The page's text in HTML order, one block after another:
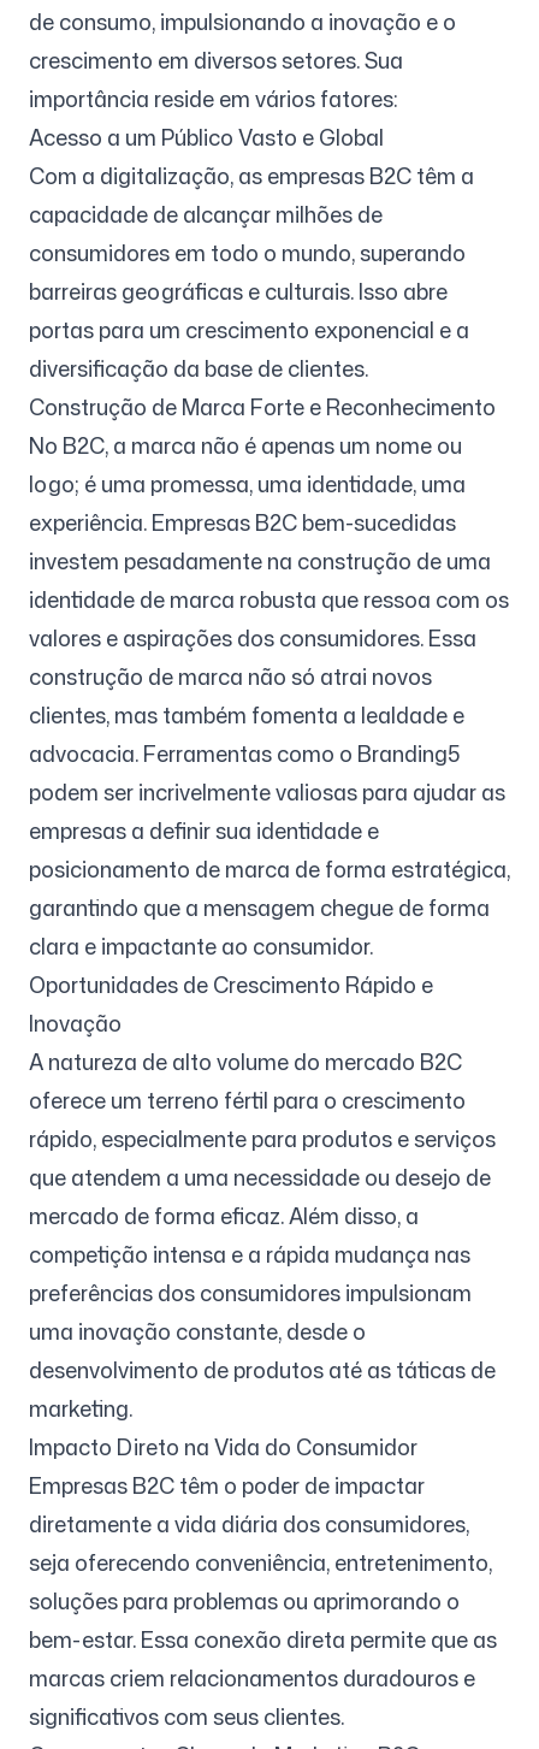
de consumo, impulsionando a inovação e o
crescimento em diversos setores. Sua
importância reside em vários fatores:
Acesso a um Público Vasto e Global
Com a digitalização, as empresas B2C têm a
capacidade de alcançar milhões de
consumidores em todo o mundo, superando
barreiras geográficas e culturais. Isso abre
portas para um crescimento exponencial e a
diversificação da base de clientes.
Construção de Marca Forte e Reconhecimento
No B2C, a marca não é apenas um nome ou
logo; é uma promessa, uma identidade, uma
experiência. Empresas B2C bem-sucedidas
investem pesadamente na construção de uma
identidade de marca robusta que ressoa com os
valores e aspirações dos consumidores. Essa
construção de marca não só atrai novos
clientes, mas também fomenta a lealdade e
advocacia. Ferramentas como o Branding5
podem ser incrivelmente valiosas para ajudar as
empresas a definir sua identidade e
posicionamento de marca de forma estratégica,
garantindo que a mensagem chegue de forma
clara e impactante ao consumidor.
Oportunidades de Crescimento Rápido e
Inovação
A natureza de alto volume do mercado B2C
oferece um terreno fértil para o crescimento
rápido, especialmente para produtos e serviços
que atendem a uma necessidade ou desejo de
mercado de forma eficaz. Além disso, a
competição intensa e a rápida mudança nas
preferências dos consumidores impulsionam
uma inovação constante, desde o
desenvolvimento de produtos até as táticas de
marketing.
Impacto Direto na Vida do Consumidor
Empresas B2C têm o poder de impactar
diretamente a vida diária dos consumidores,
seja oferecendo conveniência, entretenimento,
soluções para problemas ou aprimorando o
bem-estar. Essa conexão direta permite que as
marcas criem relacionamentos duradouros e
significativos com seus clientes.